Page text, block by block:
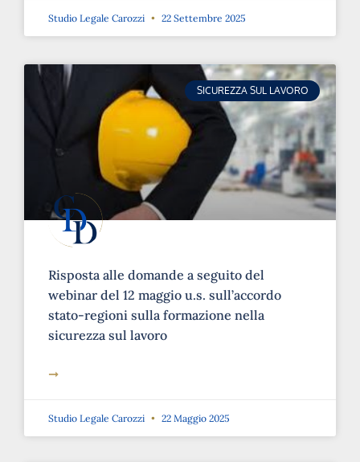
Studio Legale Carozzi 22 Settembre 2025
SICUREZZA SUL LAVORO
Risposta alle domande a seguito del
webinar del 12 maggio u.s. sull’accordo
stato-regioni sulla formazione nella
sicurezza sul lavoro
➞
Studio Legale Carozzi 22 Maggio 2025